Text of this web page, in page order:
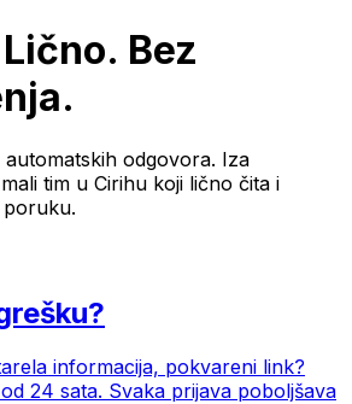
Bez
odgovora. Iza
tim u Cirihu koji lično čita i
informacija, pokvareni link?
24 sata. Svaka prijava poboljšava